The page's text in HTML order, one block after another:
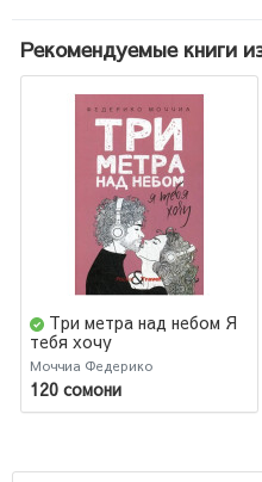
Рекомендуемые книги
Три метра над небом Я
тебя хочу
Моччиа Федерико
120 сомони